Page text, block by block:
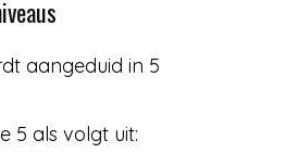
aangeduid in 5
5 als volgt uit: